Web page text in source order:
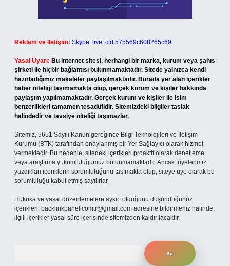
Reklam ve İletişim: Skype: live:.cid.575569c608265c69
Yasal Uyarı: Bu internet sitesi, herhangi bir marka, kurum veya şahıs
şirketi ile hiçbir bağlantısı bulunmamaktadır. Sitede yalnızca kendi
hazırladığımız makaleler paylaşılmaktadır. Burada yer alan içerikler
haber niteliği taşımamakta olup, gerçek kurum ve kişiler hakkında
paylaşım yapılmamaktadır. Gerçek kurum ve kişiler ile isim
benzerlikleri tamamen tesadüfidir. Sitemizdeki bilgiler taslak
halindedir ve tavsiye niteliği taşımazlar.
Sitemiz, 5651 Sayılı Kanun gereğince Bilgi Teknolojileri ve İletişim
Kurumu (BTK) tarafından onaylanmış bir Yer Sağlayıcı olarak hizmet
vermektedir. Bu nedenle, sitedeki içerikleri proaktif olarak denetleme
veya araştırma yükümlülüğümüz bulunmamaktadır. Ancak, üyelerimiz
yazdıkları içeriklerin sorumluluğunu taşımakta olup, siteye üye olarak bu
sorumluluğu kabul etmiş sayılırlar.
Hukuka ve yasal düzenlemelere aykırı olduğunu düşündüğünüz
içerikleri, backlinkpanelicomtr@gmail.com adresine bildirmeniz halinde,
ilgili içerikler yasal süre içerisinde sitemizden kaldırılacaktır.